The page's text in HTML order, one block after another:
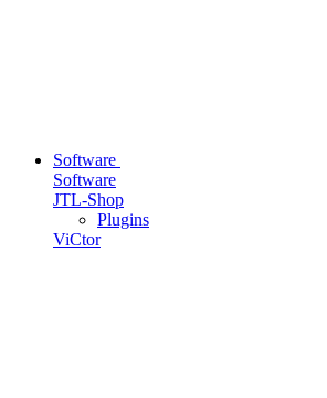
Software
Software
JTL-Shop
Plugins
ViCtor